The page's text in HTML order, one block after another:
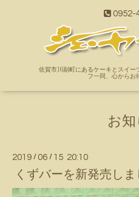
0952-
佐賀市川副町にあるケーキとスイー
フ一同、心からお
お知
2019 / 06 / 15 20:10
くずバーを新発売しま